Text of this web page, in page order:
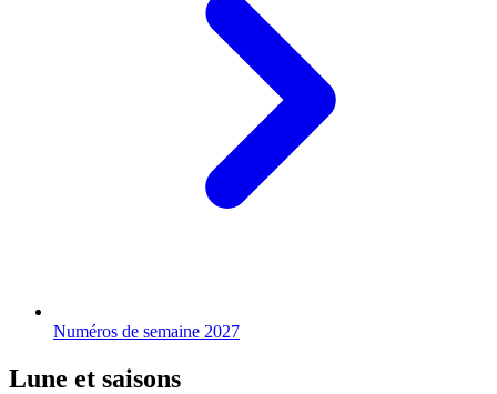
Numéros de semaine 2027
Lune et saisons